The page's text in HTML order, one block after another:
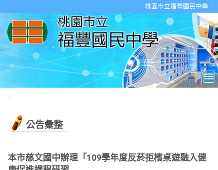
桃園市立福豐國民中學
:::
公告彙整
本市慈文國中辦理「109學年度反菸拒檳桌遊融入健